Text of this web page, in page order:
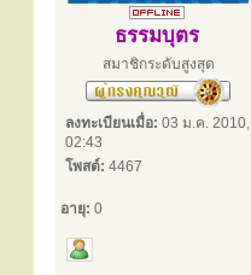
ธรรมบุตร
สมาชิกระดับสูงสุด
ลงทะเบียนเมื่อ: 03 ม.ค. 2010,
02:43
โพสต์: 4467
อายุ: 0